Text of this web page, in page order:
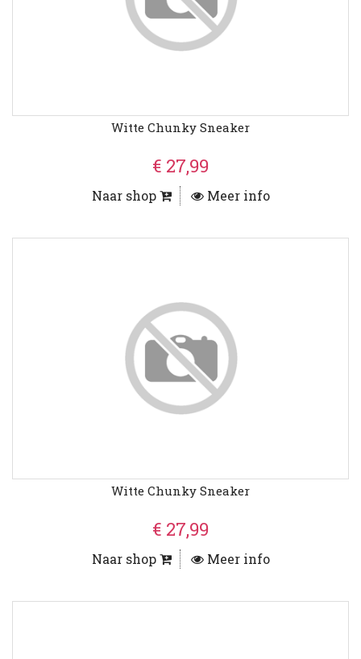
Witte Chunky Sneaker
€ 27,99
Naar shop Meer info
Witte Chunky Sneaker
€ 27,99
Naar shop Meer info